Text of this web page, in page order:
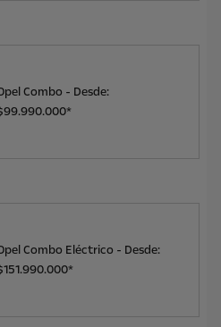
Combo - Desde:
Combo Eléctrico - Desde: